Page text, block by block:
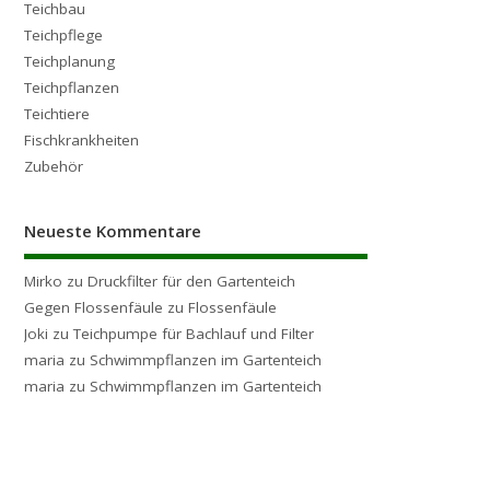
Teichbau
Teichpflege
Teichplanung
Teichpflanzen
Teichtiere
Fischkrankheiten
Zubehör
Neueste Kommentare
Mirko zuDruckfilter für den Gartenteich
Gegen Flossenfäule zuFlossenfäule
Joki zuTeichpumpe für Bachlauf und Filter
maria zu Schwimmpflanzen im Gartenteich
maria zu Schwimmpflanzen im Gartenteich